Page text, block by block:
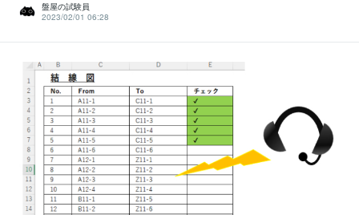
盤屋の試験員
2023/02/01 06:28